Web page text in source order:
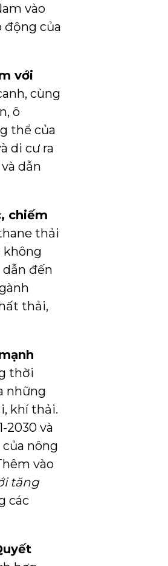
vào
động của
với
cùng
ô
thể của
di cư ra
dẫn
chiếm
thải
không
đến
thải,
thời
những
khí thải.
2030 và
nông
vào
tăng
các